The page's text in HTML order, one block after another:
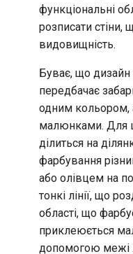
функціональні
розписати стіни,
видовищність.
Буває, що дизайн
передбачає
одним кольором,
малюнками. Для
ділиться на
фарбування
або олівцем на
тонкі лінії, що
області, що
приклеюється
допомогою межі